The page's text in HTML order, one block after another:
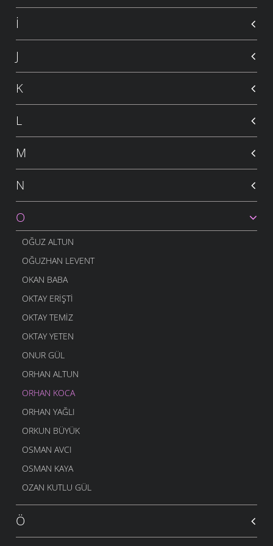
İ
J
K
L
M
N
O
OĞUZ ALTUN
OĞUZHAN LEVENT
OKAN BABA
OKTAY ERIŞTI
OKTAY TEMIZ
OKTAY YETEN
ONUR GÜL
ORHAN ALTUN
ORHAN KOCA
ORHAN YAĞLI
ORKUN BÜYÜK
OSMAN AVCI
OSMAN KAYA
OZAN KUTLU GÜL
Ö